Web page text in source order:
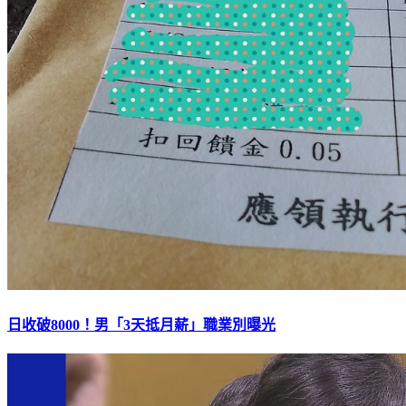
日收破8000！男「3天抵月薪」職業別曝光